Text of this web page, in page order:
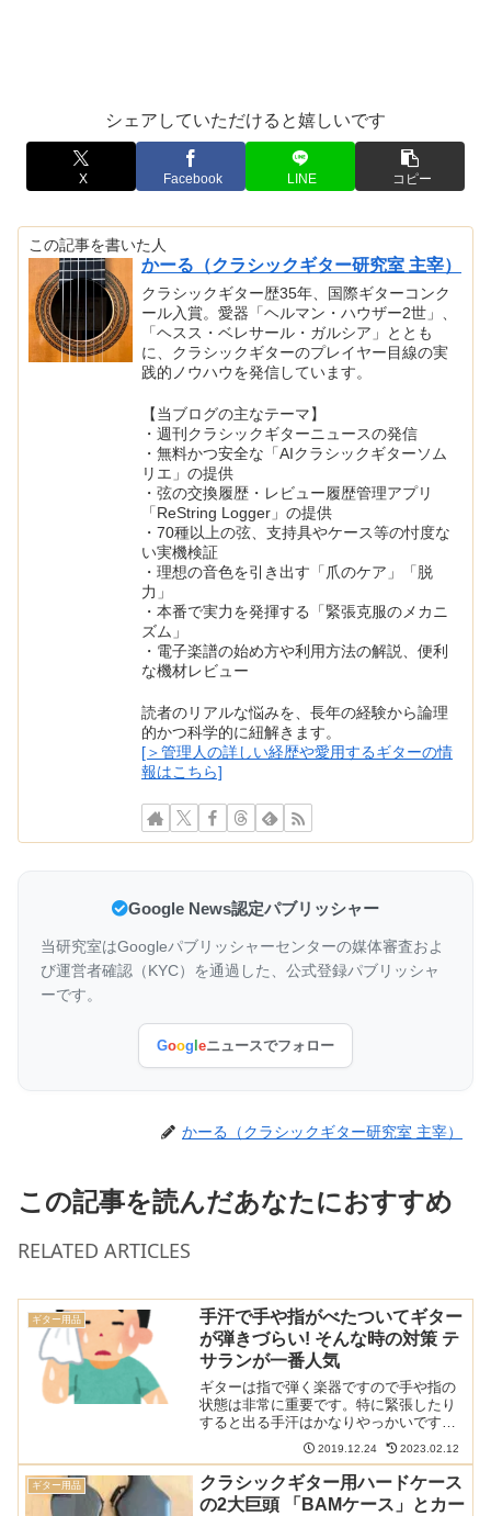
シェアしていただけると嬉しいです
X Facebook LINE コピー
この記事を書いた人
かーる（クラシックギター研究室 主宰）
クラシックギター歴35年、国際ギターコンク
ール入賞。愛器「ヘルマン・ハウザー2世」、
「ヘスス・ベレサール・ガルシア」ととも
に、クラシックギターのプレイヤー目線の実
践的ノウハウを発信しています。
【当ブログの主なテーマ】
・週刊クラシックギターニュースの発信
・無料かつ安全な「AIクラシックギターソム
リエ」の提供
・弦の交換履歴・レビュー履歴管理アプリ
「ReString Logger」の提供
・70種以上の弦、支持具やケース等の忖度な
い実機検証
・理想の音色を引き出す「爪のケア」「脱
力」
・本番で実力を発揮する「緊張克服のメカニ
ズム」
・電子楽譜の始め方や利用方法の解説、便利
な機材レビュー
読者のリアルな悩みを、長年の経験から論理
的かつ科学的に紐解きます。
[＞管理人の詳しい経歴や愛用するギターの情
報はこちら]
Google News認定パブリッシャー
当研究室はGoogleパブリッシャーセンターの媒体審査およ
び運営者確認（KYC）を通過した、公式登録パブリッシャ
ーです。
Goog eニュースでフォロー
かーる（クラシックギター研究室 主宰）
この記事を読んだあなたにおすすめ
RELATED ARTICLES
ギター用品
手汗で手や指がべたついてギター
が弾きづらい! そんな時の対策 テ
サランが一番人気
ギターは指で弾く楽器ですので手や指の
状態は非常に重要です。特に緊張したり
すると出る手汗はかなりやっかいです。
指先がベタベタするといつもと弾き心地
が異なり、さらに緊張が増してしまいま
す。そんな手汗を対策するためのグッズ
を紹介します。緊張すると...
2019.12.24 2023.02.12
ギター用品
クラシックギター用ハードケース
の2大巨頭 「BAMケース」とカー